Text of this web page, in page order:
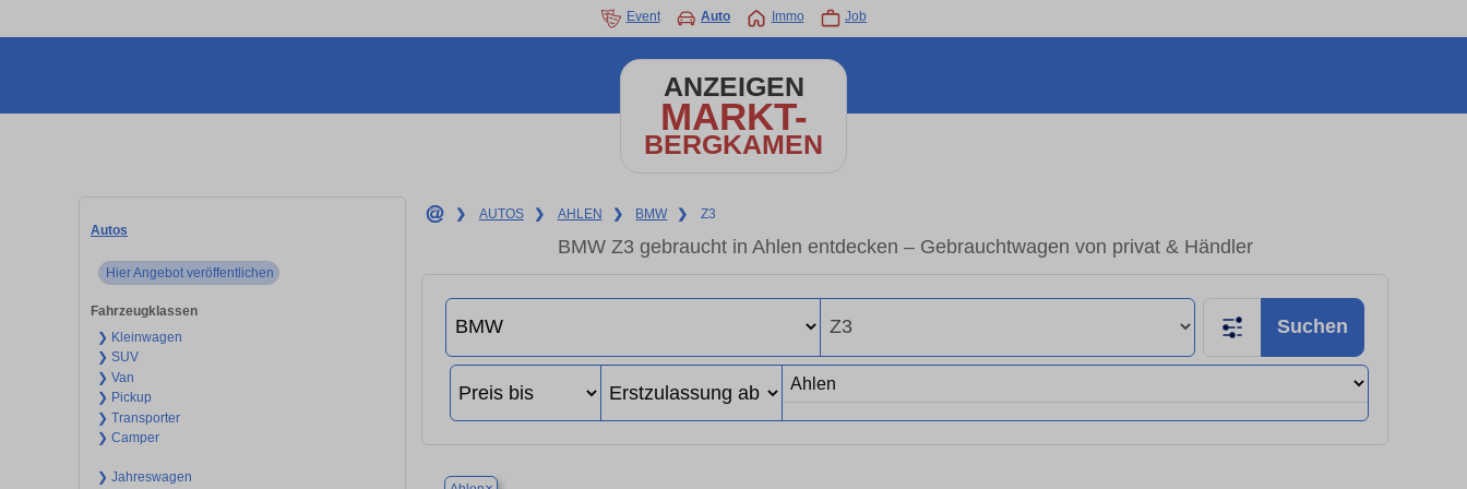
Event Auto Immo Job
ANZEIGEN
MARKT-
BERGKAMEN
Autos
Hier Angebot veröffentlichen
Fahrzeugklassen
❯ Kleinwagen
❯ SUV
❯ Van
❯ Pickup
❯ Transporter
❯ Camper
❯ Jahreswagen
❯ AUTOS ❯ AHLEN ❯ BMW ❯ Z3
BMW Z3 gebraucht in Ahlen entdecken – Gebrauchtwagen von privat & Händler
Suchen